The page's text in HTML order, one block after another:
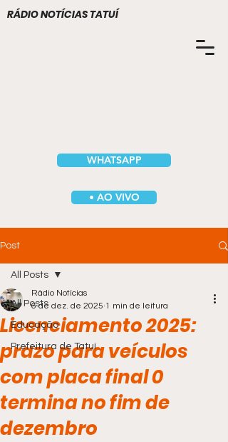
WHATSAPP
RÁDIO NOTÍCIAS TATUÍ
• AO VIVO
Post
All Posts
Educação
Prefeitura de Tatuí
All Posts
Licenciamento 2025:
prazo para veículos
com placa final 0
termina no fim de
dezembro
Rádio Notícias
6 de dez. de 2025 1 min de leitura